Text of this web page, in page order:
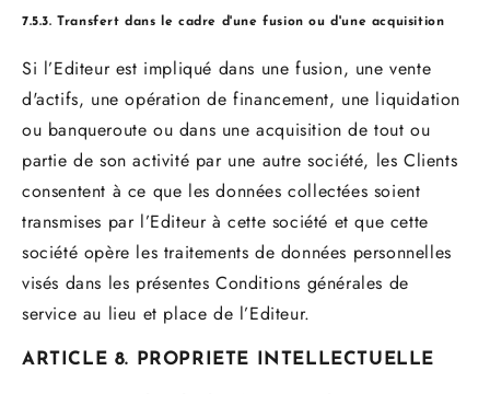
7.5.3. Transfert dans le cadre d'une fusion ou d'une acquisition
Si l’Editeur est impliqué dans une fusion, une vente
d'actifs, une opération de financement, une liquidation
ou banqueroute ou dans une acquisition de tout ou
partie de son activité par une autre société, les Clients
consentent à ce que les données collectées soient
transmises par l’Editeur à cette société et que cette
société opère les traitements de données personnelles
visés dans les présentes Conditions générales de
service au lieu et place de l’Editeur.
ARTICLE 8. PROPRIETE INTELLECTUELLE